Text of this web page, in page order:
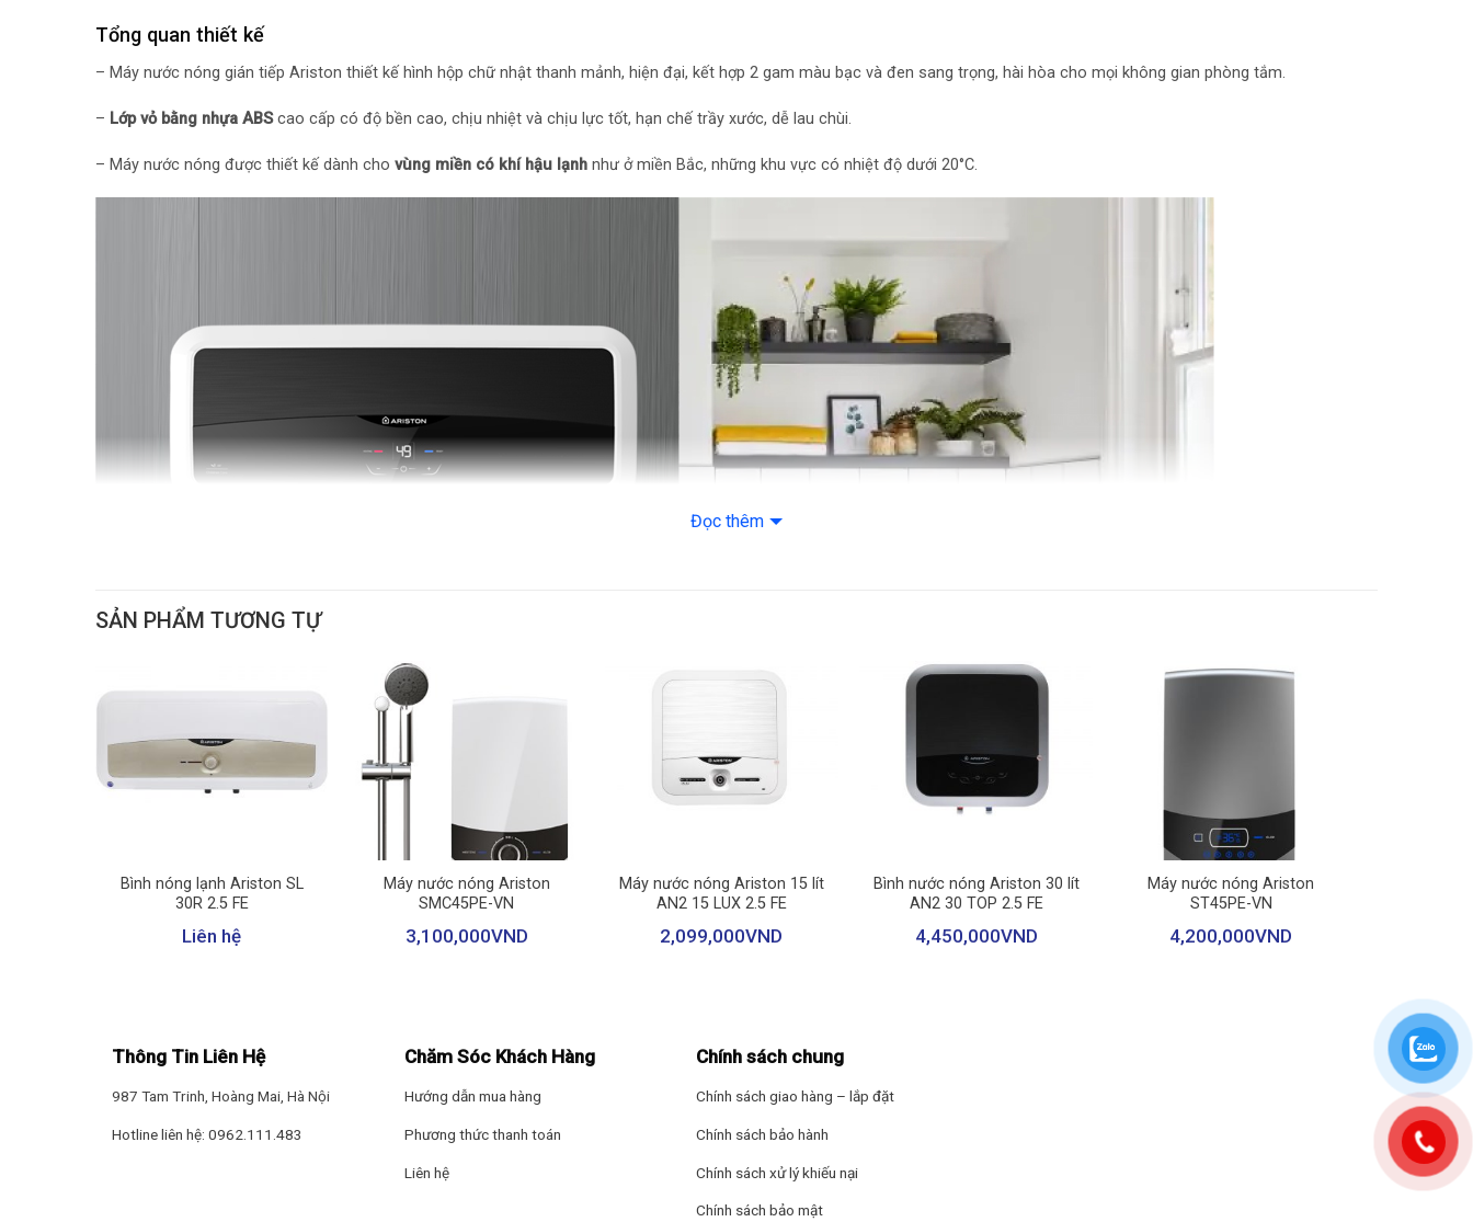
– Vỏ chống thấm nước IPX1
– Hệ thống tạo Ion bạc kháng khuẩn làm sạch nước
Áp lực nước hoạt động: Tối đa 0.8 Mpa
Thời gian đun nóng có thể sử dụng được: Hãng không công bố
Lớp cách nhiệt: Lớp cách nhiệt mật độ cao HDI giữ nóng lâu
Dòng sản phẩm: 2022
Kích thước – Khối lượng: Cao 34.5 cm – Rộng 74.6 cm – Dày 30.2
cm – Nặng 15 kg
Tổng quan thiết kế
– Máy nước nóng gián tiếp Ariston thiết kế hình hộp chữ nhật thanh mảnh, hiện đại, kết hợp 2 gam màu bạc và đen sang trọng, hài hòa cho mọi không gian phòng tắm.
– Lớp vỏ bằng nhựa ABScao cấp có độ bền cao, chịu nhiệt và chịu lực tốt, hạn chế trầy xước, dễ lau chùi.
– Máy nước nóng được thiết kế dành cho vùng miền có khí hậu lạnh như ở miền Bắc, những khu vực có nhiệt độ dưới 20°C.
* Hình ảnh chỉ mang tính chất minh họa
Đặc điểm làm nóng
– Ariston SL2 30 LUX-D AG+ làm nóng nhanh chóng nhờcông suất làm nóng đến 2500W, gia nhiệt nước lên đến khoảng 80°C, đáp ứng nhu cầu nước nóng tắm rửa, vệ sinh hàng
Lòng bình tráng men Titan siêu bền , chống rỉ sét tốt, đảm bảo vệ sinh cho nguồn nước và giữ nhiệt hiệu quả.
Đọc thêm
SẢN PHẨM TƯƠNG TỰ
Bình nóng lạnh Ariston SL
30R 2.5 FE
Liên hệ
Máy nước nóng Ariston
SMC45PE-VN
3,100,000VND
Máy nước nóng Ariston 15 lít
AN2 15 LUX 2.5 FE
2,099,000VND
Bình nước nóng Ariston 30 lít
AN2 30 TOP 2.5 FE
4,450,000VND
Máy nước nóng Ariston
ST45PE-VN
4,200,000VND
Thông Tin Liên Hệ
987 Tam Trinh, Hoàng Mai, Hà Nội
Hotline liên hệ: 0962.111.483
Chăm Sóc Khách Hàng
Hướng dẫn mua hàng
Phương thức thanh toán
Liên hệ
Chính sách chung
Chính sách giao hàng – lắp đặt
Chính sách bảo hành
Chính sách xử lý khiếu nại
Chính sách bảo mật